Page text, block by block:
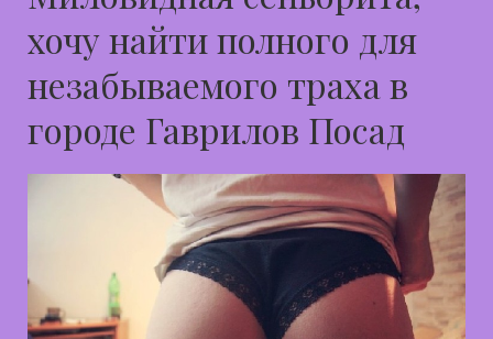
хочу найти полного для
незабываемого траха в
городе Гаврилов Посад